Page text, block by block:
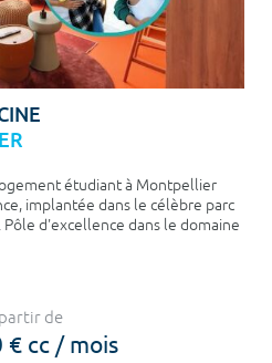
étudiant à Montpellier
implantée dans le célèbre parc
d'excellence dans le domaine
de
€ cc / mois